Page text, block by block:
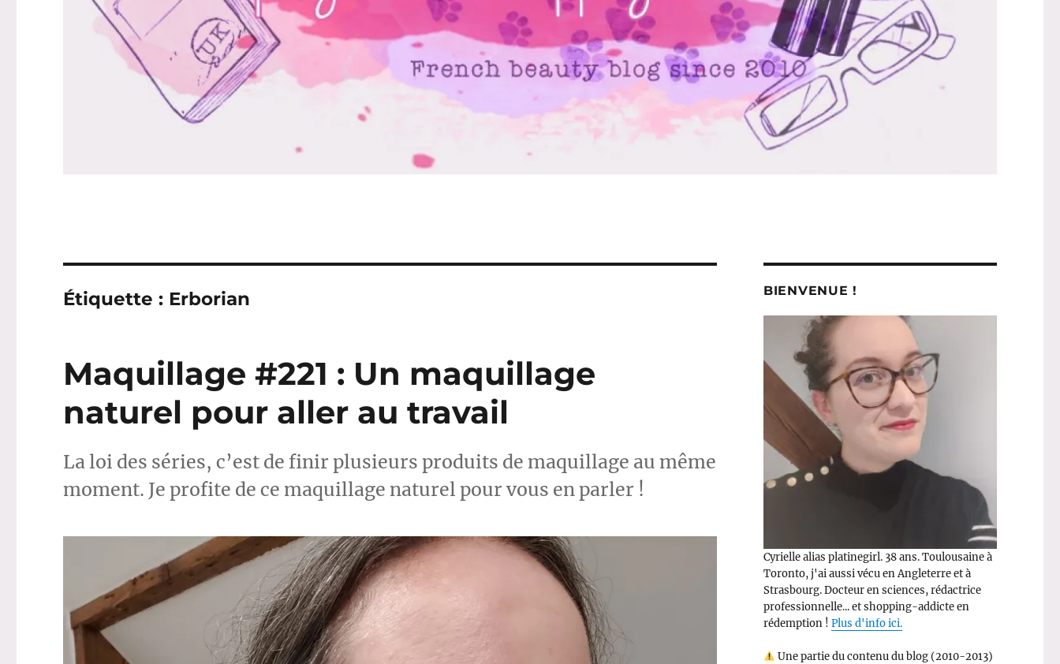
Étiquette : Erborian
Maquillage #221 : Un maquillage
naturel pour aller au travail
La loi des séries, c’est de finir plusieurs produits de maquillage au même
moment. Je profite de ce maquillage naturel pour vous en parler !
BIENVENUE !
Cyrielle alias platinegirl. 38 ans. Toulousaine à
Toronto, j'ai aussi vécu en Angleterre et à
Strasbourg. Docteur en sciences, rédactrice
professionnelle... et shopping-addicte en
rédemption ! Plus d'info ici.
Une partie du contenu du blog (2010-2013)